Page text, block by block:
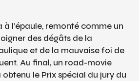
à l’épaule, remonté comme un
des dégâts de la
et de la mauvaise foi de
Au final, un road-movie
le Prix spécial du jury du